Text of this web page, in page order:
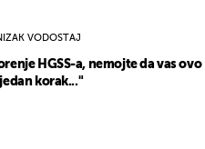
VODOSTAJ
HGSS-a, nemojte da vas ovo
korak..."